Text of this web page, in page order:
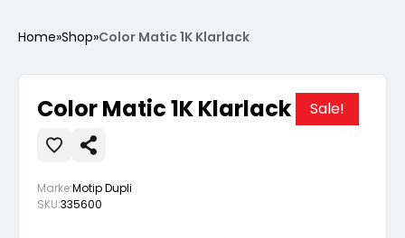
Vorbereitung
Wasserlösliche Grundierung
Lösemittelhältige Grundierung
Lacke
Vorbereitung
Wasserlösliche Grundierung
Autoreparatur
Vorbereitung
Innenfarben
Home»Shop»Color Matic 1K Klarlack
Color Matic 1K Klarlack Sale!
Marke:Motip Dupli
SKU:335600